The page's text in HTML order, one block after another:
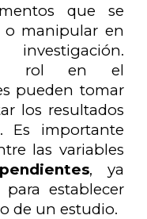
que se
o manipular en
rol en el
pueden tomar
los resultados
Es importante
las variables
, ya
establecer
de un estudio.